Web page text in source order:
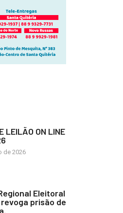
LEILÃO ON LINE
de 2026
Eleitoral
prisão de